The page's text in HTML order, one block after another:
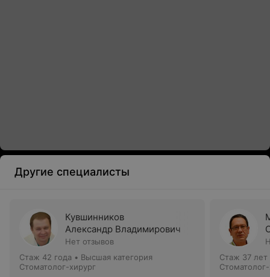
Другие специалисты
Кувшинников
Александр Владимирович
Нет отзывов
Стаж 42 года • Высшая категория
Стоматолог-хирург
Стаж 37 лет